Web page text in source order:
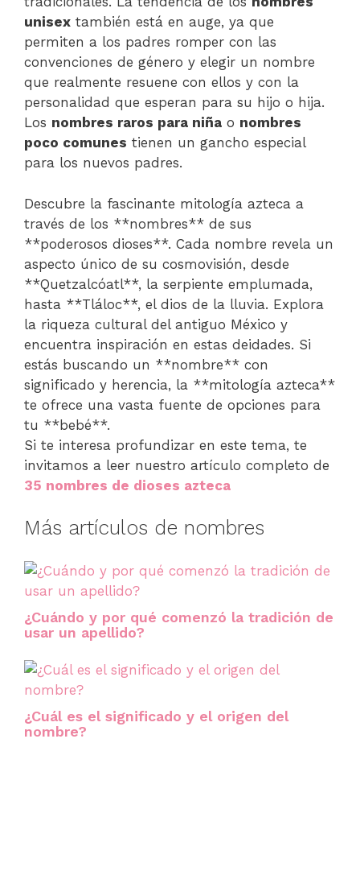
unisex también está en auge, ya que
permiten a los padres romper con las
convenciones de género y elegir un nombre
que realmente resuene con ellos y con la
personalidad que esperan para su hijo o hija.
Los nombres raros para niña o nombres
poco comunes tienen un gancho especial
para los nuevos padres.
Descubre la fascinante mitología azteca a
través de los **nombres** de sus
**poderosos dioses**. Cada nombre revela un
aspecto único de su cosmovisión, desde
**Quetzalcóatl**, la serpiente emplumada,
hasta **Tláloc**, el dios de la lluvia. Explora
la riqueza cultural del antiguo México y
encuentra inspiración en estas deidades. Si
estás buscando un **nombre** con
significado y herencia, la **mitología azteca**
te ofrece una vasta fuente de opciones para
tu **bebé**.
Si te interesa profundizar en este tema, te
invitamos a leer nuestro artículo completo de
35 nombres de dioses azteca
Más artículos de nombres
¿Cuándo y por qué comenzó la tradición de
usar un apellido?
¿Cuál es el significado y el origen del
nombre?